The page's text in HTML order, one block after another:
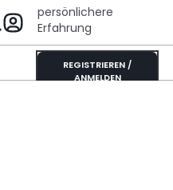
persönlichere
Erfahrung
REGISTRIEREN /
ANMELDEN